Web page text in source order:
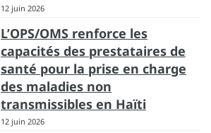
12 juin 2026
L’OPS/OMS renforce les
capacités des prestataires de
santé pour la prise en charge
des maladies non
transmissibles en Haïti
12 juin 2026